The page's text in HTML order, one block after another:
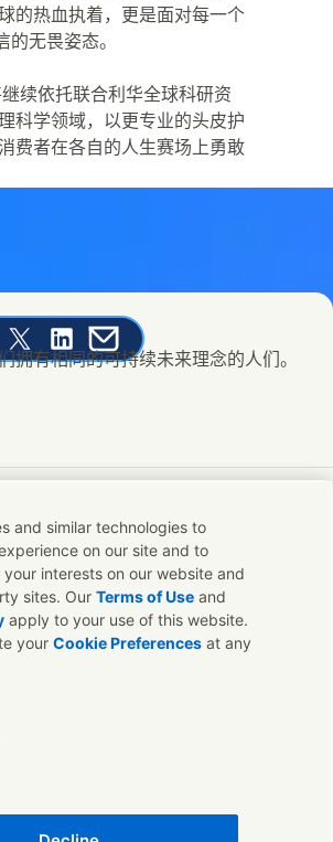
的热血执着，更是面对每一个
的无畏姿态。
续依托联合利华全球科研资
科学领域，以更专业的头皮护
费者在各自的人生赛场上勇敢
this page on Facebook
Share this page on X
Share this page on Linked In
Share this page on E-mail
拥有相同的可持续未来理念的人们。
on Weibo
队，或者寻找遍布全球的联络点。
and similar technologies to
on our site and to
interests on our website and
sites. OurTerms of Use and
apply to your use of this website.
yourCookie Preferences at any